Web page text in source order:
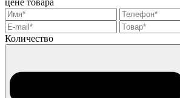
Количество